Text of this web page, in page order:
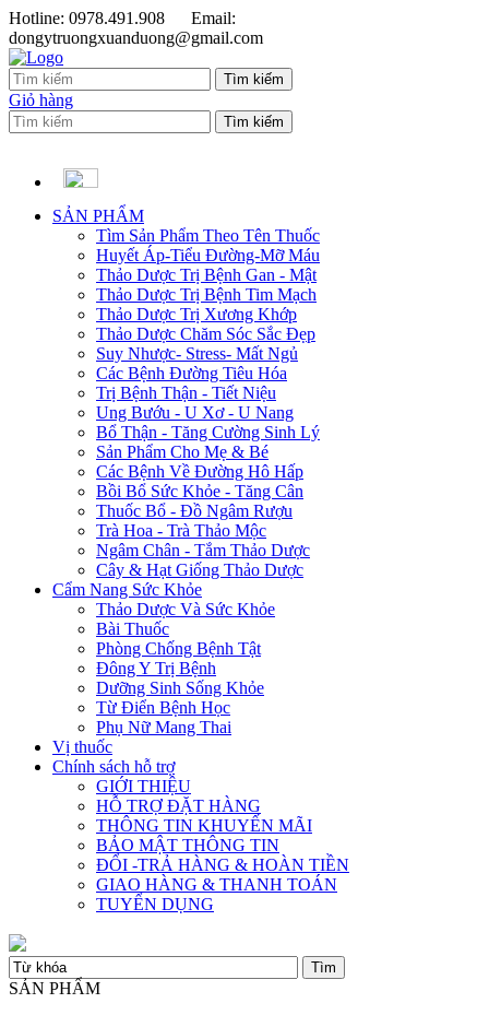
Hotline: 0978.491.908
Email:
dongytruongxuanduong@gmail.com
Giỏ hàng
SẢN PHẨM
Tìm Sản Phẩm Theo Tên Thuốc
Huyết Áp-Tiểu Đường-Mỡ Máu
Thảo Dược Trị Bệnh Gan - Mật
Thảo Dược Trị Bệnh Tim Mạch
Thảo Dược Trị Xương Khớp
Thảo Dược Chăm Sóc Sắc Đẹp
Suy Nhược- Stress- Mất Ngủ
Các Bệnh Đường Tiêu Hóa
Trị Bệnh Thận - Tiết Niệu
Ung Bướu - U Xơ - U Nang
Bổ Thận - Tăng Cường Sinh Lý
Sản Phẩm Cho Mẹ & Bé
Các Bệnh Về Đường Hô Hấp
Bồi Bổ Sức Khỏe - Tăng Cân
Thuốc Bổ - Đồ Ngâm Rượu
Trà Hoa - Trà Thảo Mộc
Ngâm Chân - Tắm Thảo Dược
Cây & Hạt Giống Thảo Dược
Cẩm Nang Sức Khỏe
Thảo Dược Và Sức Khỏe
Bài Thuốc
Phòng Chống Bệnh Tật
Đông Y Trị Bệnh
Dưỡng Sinh Sống Khỏe
Từ Điển Bệnh Học
Phụ Nữ Mang Thai
Vị thuốc
Chính sách hỗ trợ
GIỚI THIỆU
HỖ TRỢ ĐẶT HÀNG
THÔNG TIN KHUYẾN MÃI
BẢO MẬT THÔNG TIN
ĐỔI -TRẢ HÀNG & HOÀN TIỀN
GIAO HÀNG & THANH TOÁN
TUYỂN DỤNG
SẢN PHẨM